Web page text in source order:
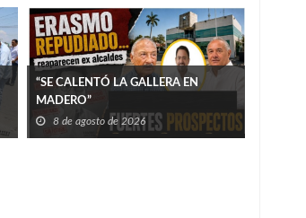
“SE CALENTÓ LA GALLERA EN
MADERO”
8 de agosto de 2026